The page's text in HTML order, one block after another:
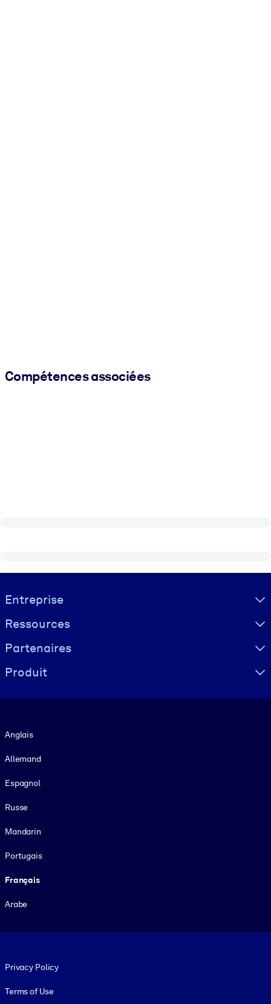
Compétences associées
Visually hidden Text
Entreprise
Ressources
Partenaires
Produit
Anglais
Allemand
Espagnol
Russe
Mandarin
Portugais
Français
Arabe
Privacy Policy
Terms of Use